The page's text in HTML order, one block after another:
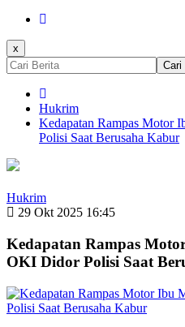
x
Cari
Hukrim
Kedapatan Rampas Motor
Polisi Saat Berusaha Kabur
Hukrim
29 Okt 2025 16:45
Kedapatan Rampas
OKI Didor Polisi Saat